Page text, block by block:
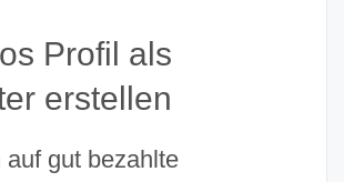
Profil als
erstellen
auf gut bezahlte